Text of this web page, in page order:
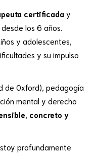
certificaday
los 6 años.
y adolescentes,
y su impulso
de Oxford), pedagogía
mental y derecho
concreto y
profundamente